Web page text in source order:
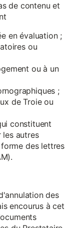
de contenu et
en évaluation ;
ou
ou à un
;
de Troie ou
constituent
les autres
des lettres
des
encourus à cet